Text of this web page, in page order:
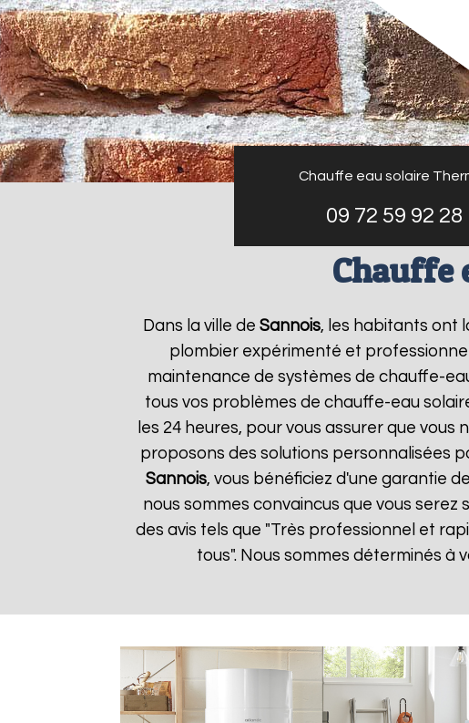
Chauffe eau solaire
09 72 59 92 28
Chauffe
Dans la ville de Sannois, les habitants ont
plombier expérimenté et
maintenance de systèmes de chauffe-
tous vos problèmes de chauffe-eau
les 24 heures, pour vous assurer que
proposons des solutions personnalisées
Sannois, vous bénéficiez d'une garantie
nous sommes convaincus que vous
des avis tels que "Très professionnel et
tous". Nous sommes déterminés à